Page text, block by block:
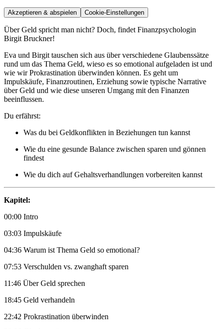
Akzeptieren & abspielen Cookie-Einstellungen
Über Geld spricht man nicht? Doch, findet Finanzpsychologin
Birgit Bruckner!
Eva und Birgit tauschen sich aus über verschiedene Glaubenssätze
rund um das Thema Geld, wieso es so emotional aufgeladen ist und
wie wir Prokrastination überwinden können. Es geht um
Impulskäufe, Finanzroutinen, Erziehung sowie typische Narrative
über Geld und wie diese unseren Umgang mit den Finanzen
beeinflussen.
Du erfährst:
Was du bei Geldkonflikten in Beziehungen tun kannst
Wie du eine gesunde Balance zwischen sparen und gönnen
findest
Wie du dich auf Gehaltsverhandlungen vorbereiten kannst
Kapitel:
00:00 Intro
03:03 Impulskäufe
04:36 Warum ist Thema Geld so emotional?
07:53 Verschulden vs. zwanghaft sparen
11:46 Über Geld sprechen
18:45 Geld verhandeln
22:42 Prokrastination überwinden